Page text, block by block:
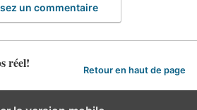
un commentaire
réel! Retour en haut de page